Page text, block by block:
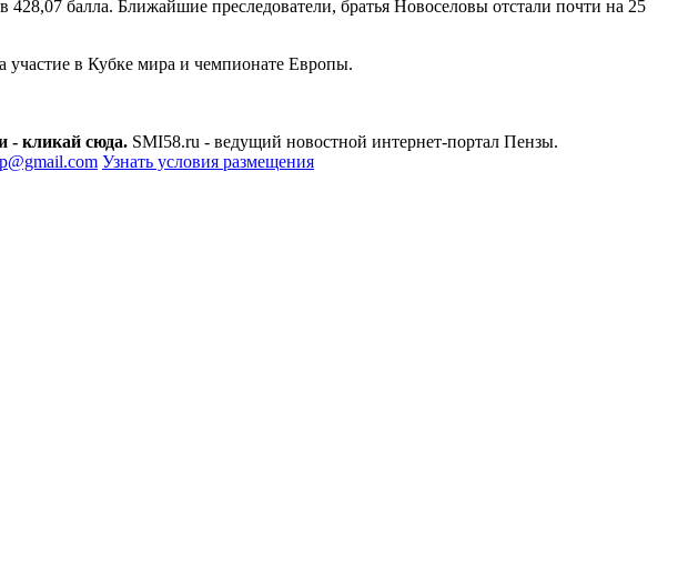
балла. Ближайшие преследователи, братья Новоселовы отстали почти на 25
участие в Кубке мира и чемпионате Европы.
- кликай сюда. SMI58.ru - ведущий новостной интернет-портал Пензы.
Узнать условия размещения